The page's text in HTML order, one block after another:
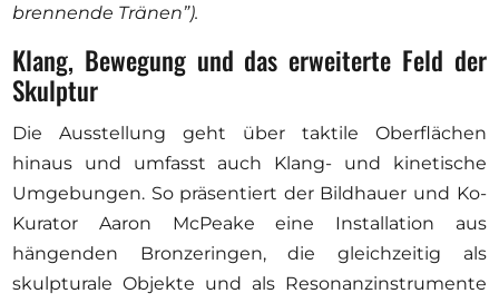
brennende Tränen”).
Klang, Bewegung und das erweiterte Feld der
Skulptur
Die Ausstellung geht über taktile Oberflächen
hinaus und umfasst auch Klang- und kinetische
Umgebungen. So präsentiert der Bildhauer und Ko-
Kurator Aaron McPeake eine Installation aus
hängenden Bronzeringen, die gleichzeitig als
skulpturale Objekte und als Resonanzinstrumente